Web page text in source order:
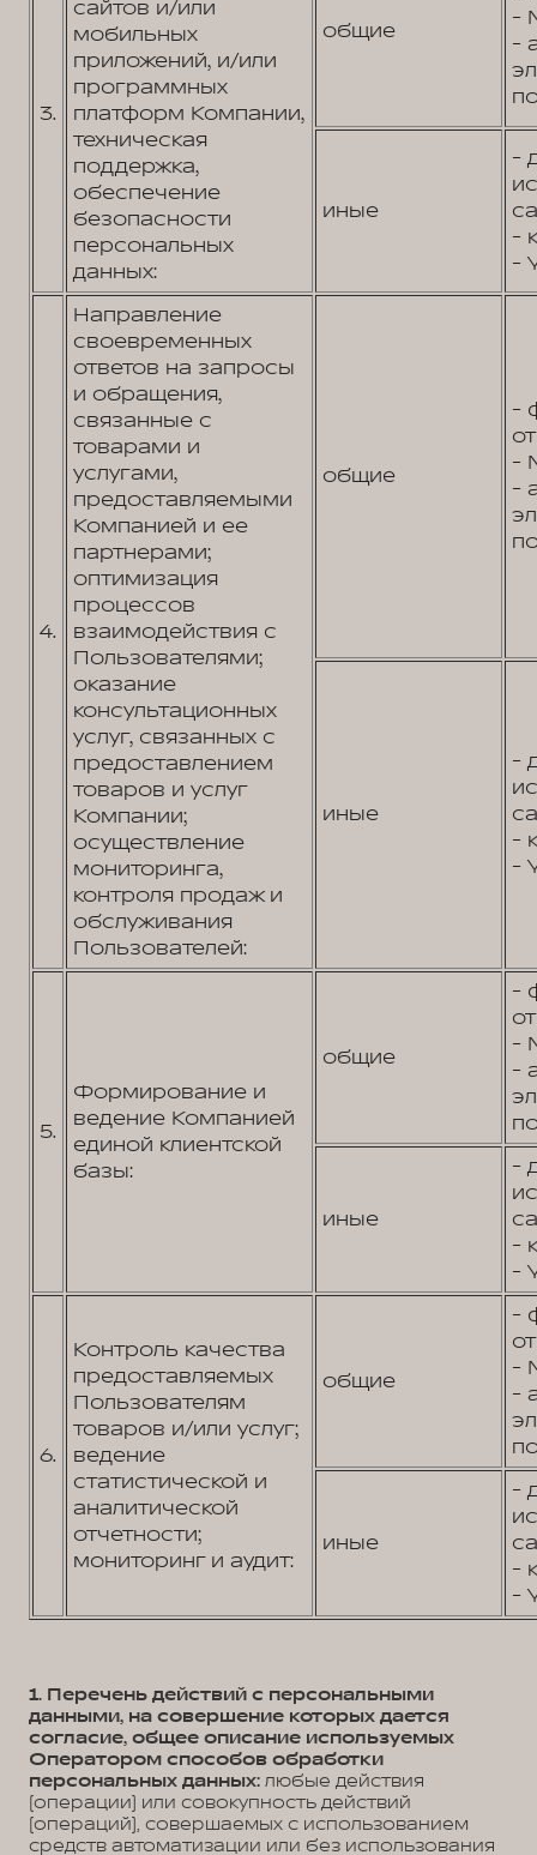
3.
сайтов и/или
мобильных
приложений, и/или
программных
платформ Компании,
техническая
поддержка,
обеспечение
безопасности
персональных
данных:
общие
-
-
иные
-
-
-
4.
Направление
своевременных
ответов на запросы
и обращения,
связанные с
товарами и
услугами,
предоставляемыми
Компанией и ее
партнерами;
оптимизация
процессов
взаимодействия с
Пользователями;
оказание
консультационных
услуг, связанных с
предоставлением
товаров и услуг
Компании;
осуществление
мониторинга,
контроля продаж и
обслуживания
Пользователей:
общие
-
-
-
иные
-
-
-
5.
Формирование и
ведение Компанией
единой клиентской
базы:
общие
-
-
-
иные
-
-
-
6.
Контроль качества
предоставляемых
Пользователям
товаров и/или услуг;
ведение
статистической и
аналитической
отчетности;
мониторинг и аудит:
общие
-
-
-
иные
-
-
-
1. Перечень действий с персональными
данными, на совершение которых дается
согласие, общее описание используемых
Оператором способов обработки
персональных данных: любые действия
(операции) или совокупность действий
(операций), совершаемых с использованием
средств автоматизации или без использования